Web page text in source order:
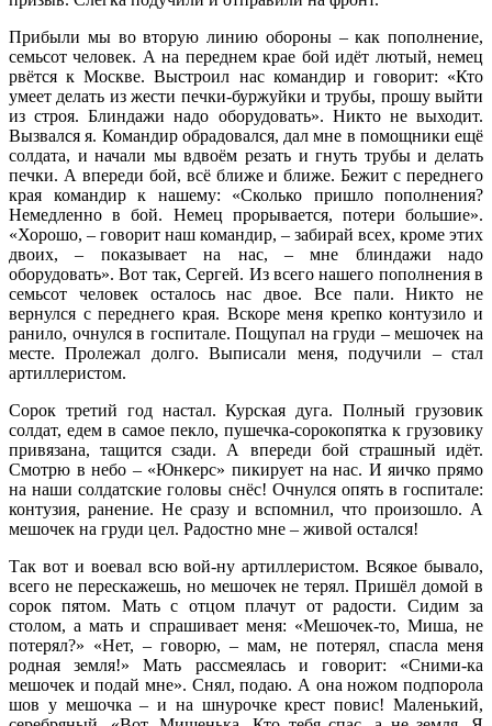
Прибыли мы во вторую линию обороны – как пополнение,
семьсот человек. А на переднем крае бой идёт лютый, немец
рвётся к Москве. Выстроил нас командир и говорит: «Кто
умеет делать из жести печки-буржуйки и трубы, прошу выйти
из строя. Блиндажи надо оборудовать». Никто не выходит.
Вызвался я. Командир обрадовался, дал мне в помощники ещё
солдата, и начали мы вдвоём резать и гнуть трубы и делать
печки. А впереди бой, всё ближе и ближе. Бежит с переднего
края командир к нашему: «Сколько пришло пополнения?
Немедленно в бой. Немец прорывается, потери большие».
«Хорошо, – говорит наш командир, – забирай всех, кроме этих
двоих, – показывает на нас, – мне блиндажи надо
оборудовать». Вот так, Сергей. Из всего нашего пополнения в
семьсот человек осталось нас двое. Все пали. Никто не
вернулся с переднего края. Вскоре меня крепко контузило и
ранило, очнулся в госпитале. Пощупал на груди – мешочек на
месте. Пролежал долго. Выписали меня, подучили – стал
артиллеристом.
Сорок третий год настал. Курская дуга. Полный грузовик
солдат, едем в самое пекло, пушечка-сорокопятка к грузовику
привязана, тащится сзади. А впереди бой страшный идёт.
Смотрю в небо – «Юнкерс» пикирует на нас. И яичко прямо
на наши солдатские головы снёс! Очнулся опять в госпитале:
контузия, ранение. Не сразу и вспомнил, что произошло. А
мешочек на груди цел. Радостно мне – живой остался!
Так вот и воевал всю вой-ну артиллеристом. Всякое бывало,
всего не перескажешь, но мешочек не терял. Пришёл домой в
сорок пятом. Мать с отцом плачут от радости. Сидим за
столом, а мать и спрашивает меня: «Мешочек-то, Миша, не
потерял?» «Нет, – говорю, – мам, не потерял, спасла меня
родная земля!» Мать рассмеялась и говорит: «Сними-ка
мешочек и подай мне». Снял, подаю. А она ножом подпорола
шов у мешочка – и на шнурочке крест повис! Маленький,